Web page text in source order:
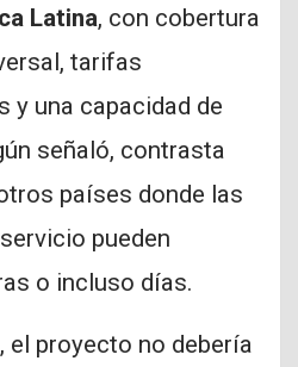
Latina, con cobertura
tarifas
y una capacidad de
señaló, contrasta
países donde las
pueden
o incluso días.
el proyecto no debería